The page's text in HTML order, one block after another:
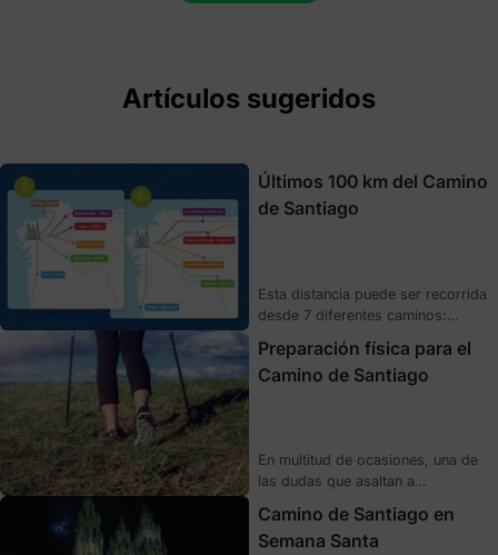
Artículos sugeridos
Últimos 100 km del Camino
de Santiago
Esta distancia puede ser recorrida
desde 7 diferentes caminos:
Portugués, Inglés, Sanabrés y de
Invierno. Aunque existan otras
sirven como conexión de las
diferentes comunidades a las
rutas anteriormente mencionadas.
Preparación física para el
Camino de Santiago
En multitud de ocasiones, una de
las dudas que asaltan a
ser capaces de aguantar con
garantías este gran reto que
Camino de Santiago en
Semana Santa